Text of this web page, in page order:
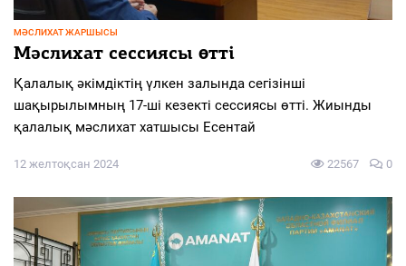
МӘСЛИХАТ ЖАРШЫСЫ
Мәслихат сессиясы өтті
Қалалық әкімдіктің үлкен залында сегізінші
шақырылымның 17-ші кезекті сессиясы өтті. Жиынды
қалалық мәслихат хатшысы Есентай
12 желтоқсан 2024 22567 0